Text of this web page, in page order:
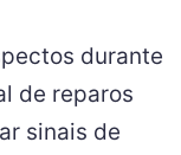
durante
de reparos
sinais de